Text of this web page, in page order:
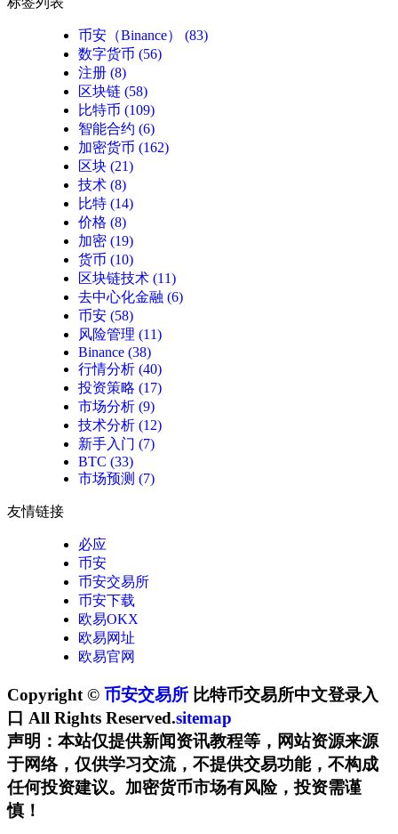
币安（Binance）
(83)
数字货币 (56)
注册 (8)
区块链 (58)
比特币 (109)
智能合约 (6)
加密货币 (162)
区块 (21)
技术 (8)
比特 (14)
价格 (8)
加密 (19)
货币 (10)
区块链技术 (11)
去中心化金融 (6)
币安 (58)
风险管理 (11)
Binance (38)
行情分析 (40)
投资策略 (17)
市场分析 (9)
技术分析 (12)
新手入门 (7)
BTC (33)
市场预测 (7)
友情链接
必应
币安
币安交易所
币安下载
欧易OKX
欧易网址
欧易官网
Copyright © 币安交易所 比特币交易所中文登录入
口 All Rights Reserved.sitemap
声明：本站仅提供新闻资讯教程等，网站资源来源
于网络，仅供学习交流，不提供交易功能，不构成
任何投资建议。加密货币市场有风险，投资需谨
慎！